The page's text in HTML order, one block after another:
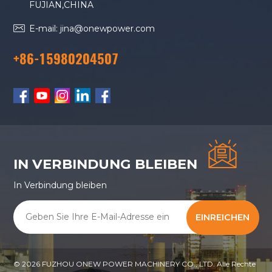
FUJIAN,CHINA
E-mail: jina@onewpower.com
+86-15980204507
IN VERBINDUNG BLEIBEN
In Verbindung bleiben
EINREICHEN
© 2026 FUZHOU ONEW POWER MACHINERY CO., LTD. Alle Rechte